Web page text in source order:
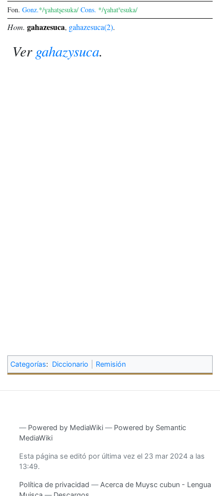
Fon. Gonz.*/ɣahatʂesuka/ Cons. */ɣahatsesuka/
Hom. gahazesuca, gahazesuca(2).
Ver gahazysuca.
Categorías: Diccionario Remisión
― Powered by MediaWiki ― Powered by Semantic
MediaWiki
Esta página se editó por última vez el 23 mar 2024 a las
13:49.
Política de privacidad
Acerca de Muysc cubun - Lengua